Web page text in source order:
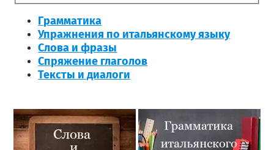
Грамматика
Упражнения по итальянскому языку
Слова и фразы
Спряжение глаголов
Тексты и диалоги